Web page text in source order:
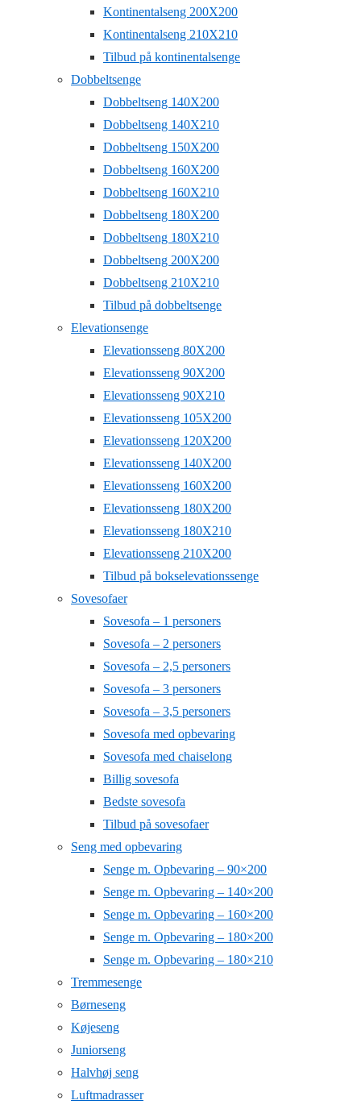
Kontinentalseng 200X200
Kontinentalseng 210X210
Tilbud på kontinentalsenge
Dobbeltsenge
Dobbeltseng 140X200
Dobbeltseng 140X210
Dobbeltseng 150X200
Dobbeltseng 160X200
Dobbeltseng 160X210
Dobbeltseng 180X200
Dobbeltseng 180X210
Dobbeltseng 200X200
Dobbeltseng 210X210
Tilbud på dobbeltsenge
Elevationsenge
Elevationsseng 80X200
Elevationsseng 90X200
Elevationsseng 90X210
Elevationsseng 105X200
Elevationsseng 120X200
Elevationsseng 140X200
Elevationsseng 160X200
Elevationsseng 180X200
Elevationsseng 180X210
Elevationsseng 210X200
Tilbud på bokselevationssenge
Sovesofaer
Sovesofa – 1 personers
Sovesofa – 2 personers
Sovesofa – 2,5 personers
Sovesofa – 3 personers
Sovesofa – 3,5 personers
Sovesofa med opbevaring
Sovesofa med chaiselong
Billig sovesofa
Bedste sovesofa
Tilbud på sovesofaer
Seng med opbevaring
Senge m. Opbevaring – 90×200
Senge m. Opbevaring – 140×200
Senge m. Opbevaring – 160×200
Senge m. Opbevaring – 180×200
Senge m. Opbevaring – 180×210
Tremmesenge
Børneseng
Køjeseng
Juniorseng
Halvhøj seng
Luftmadrasser